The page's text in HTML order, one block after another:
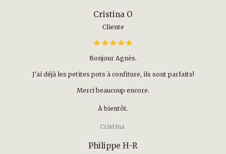
Cristina O
Cliente
Bonjour Agnès.
J'ai déjà les petites pots à confiture, ils sont parfaits!
Merci beaucoup encore.
À bientôt.
Cristina
Philippe H-R